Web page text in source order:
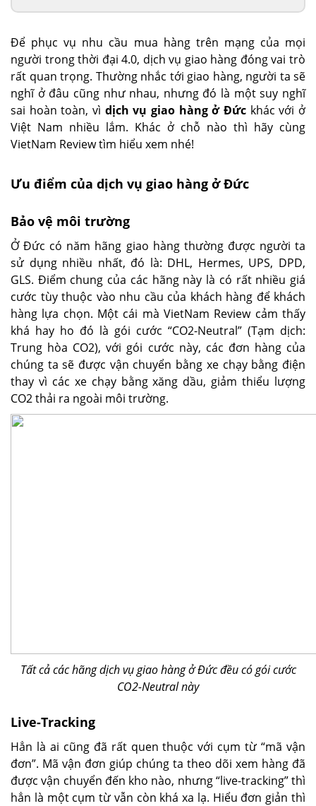
Để phục vụ nhu cầu mua hàng trên mạng của mọi
người trong thời đại 4.0, dịch vụ giao hàng đóng vai trò
rất quan trọng. Thường nhắc tới giao hàng, người ta sẽ
nghĩ ở đâu cũng như nhau, nhưng đó là một suy nghĩ
sai hoàn toàn, vì dịch vụ giao hàng ở Đức khác với ở
Việt Nam nhiều lắm. Khác ở chỗ nào thì hãy cùng
VietNam Review tìm hiểu xem nhé!
Ưu điểm của dịch vụ giao hàng ở Đức
Bảo vệ môi trường
Ở Đức có năm hãng giao hàng thường được người ta
sử dụng nhiều nhất, đó là: DHL, Hermes, UPS, DPD,
GLS. Điểm chung của các hãng này là có rất nhiều giá
cước tùy thuộc vào nhu cầu của khách hàng để khách
hàng lựa chọn. Một cái mà VietNam Review cảm thấy
khá hay ho đó là gói cước “CO2-Neutral” (Tạm dịch:
Trung hòa CO2), với gói cước này, các đơn hàng của
chúng ta sẽ được vận chuyển bằng xe chạy bằng điện
thay vì các xe chạy bằng xăng dầu, giảm thiểu lượng
CO2 thải ra ngoài môi trường.
Tất cả các hãng dịch vụ giao hàng ở Đức đều có gói cước
CO2-Neutral này
Live-Tracking
Hẳn là ai cũng đã rất quen thuộc với cụm từ “mã vận
đơn”. Mã vận đơn giúp chúng ta theo dõi xem hàng đã
được vận chuyển đến kho nào, nhưng “live-tracking” thì
hẳn là một cụm từ vẫn còn khá xa lạ. Hiểu đơn giản thì